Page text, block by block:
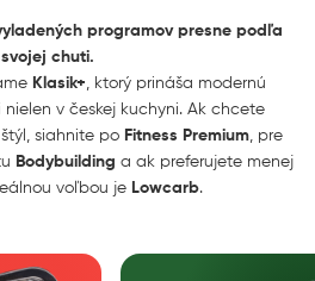
programov presne podľa
svojej chuti.
Klasik+, ktorý prináša modernú
nielen v českej kuchyni. Ak chcete
siahnite po Fitness Premium, pre
Bodybuilding a ak preferujete menej
voľbou je Lowcarb.